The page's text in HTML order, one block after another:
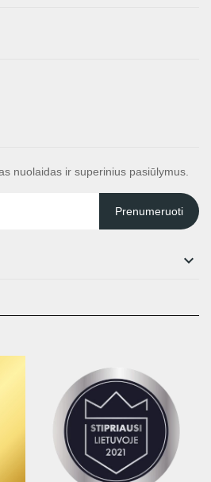
nuolaidas ir superinius pasiūlymus.
Prenumeruoti
